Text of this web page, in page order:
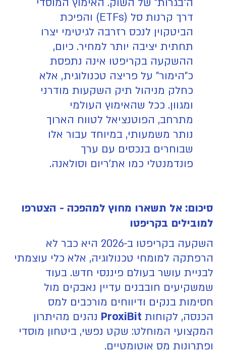
דרך קרנות סל (ETFs) והפיכת
הביטקוין לנכס רזרבה לגיטימי יצרו
תחתית יציבה יותר למחיר. כיום,
ההשקעה בקריפטו אינה נתפסת
כ"הימור" על פריצה טכנולוגית, אלא
כחלק מניהול תיק השקעות מודרני
ומגוון. ככל שהאימוץ העולמי
מתרחב, הפוטנציאל לטווח הארוך
נותר משמעותי, במיוחד עבור אלו
שבוחרים בנכסים עם ערך
פונדמנטלי כמו את'ריום וסולאנה.
סיכום: אל תשארו מחוץ למהפכה - הצטרפו
למובילים בקריפטו
השקעה בקריפטו ב-2026 היא כבר לא
הרפתקה למומחי טכנולוגיה, אלא כלי עוצמתי
לבניית עושר בעולם פיננסי חדש. בעוד
שמשקיעים חובבנים עדיין נאבקים מול
חסימות בנקים ודיווחים מורכבים למס
הכנסה, לקוחות ProxiBit נהנים מהיתרון
המקצועי המוחלט: שקט נפשי, ביטחון מוסדי
ופתרונות מס אוטומטיים.